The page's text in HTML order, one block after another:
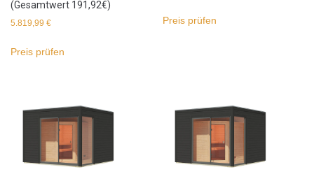
(Gesamtwert 191,92€)
5.819,99 €
Preis prüfen
Preis prüfen